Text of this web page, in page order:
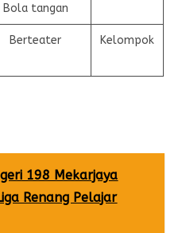
Bola tangan
Berteater Kelompok
198 Mekarjaya
Renang Pelajar